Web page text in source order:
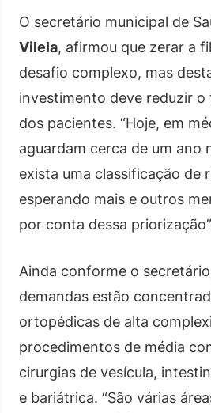
O secretário municipal de
Vilela, afirmou que zerar a
desafio complexo, mas
investimento deve reduzir o
dos pacientes. “Hoje, em
aguardam cerca de um ano
exista uma classificação de
esperando mais e outros
por conta dessa
Ainda conforme o
demandas estão
ortopédicas de alta
procedimentos de média
cirurgias de vesícula,
e bariátrica. “São várias